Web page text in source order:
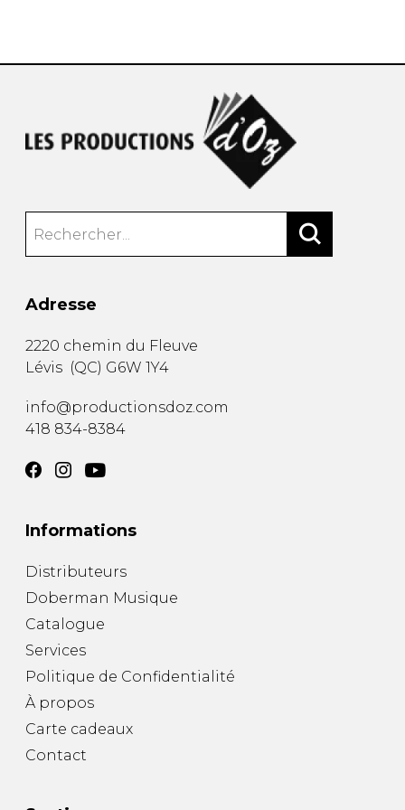
Adresse
2220 chemin du Fleuve
Lévis (QC) G6W 1Y4
info@productionsdoz.com
418 834-8384
Informations
Distributeurs
Doberman Musique
Catalogue
Services
Politique de Confidentialité
À propos
Carte cadeaux
Contact